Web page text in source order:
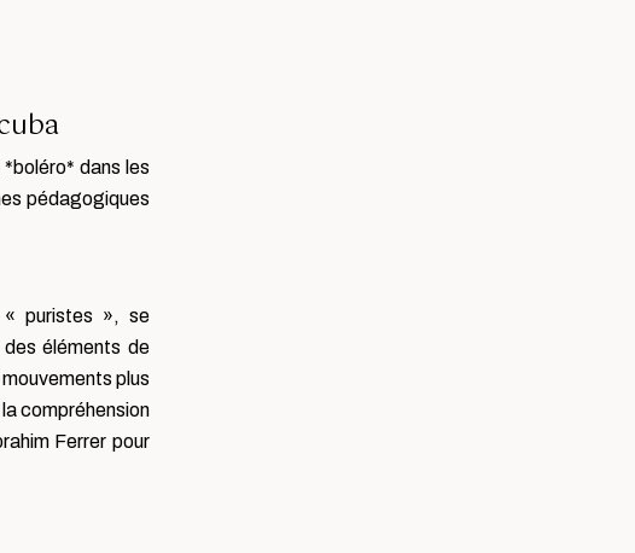
dans les
pédagogiques
« puristes », se
éléments de
plus
compréhension
Ferrer pour